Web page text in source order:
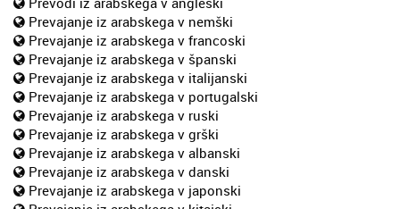
Prevajanje iz arabskega v nemški
Prevajanje iz arabskega v francoski
Prevajanje iz arabskega v španski
Prevajanje iz arabskega v italijanski
Prevajanje iz arabskega v portugalski
Prevajanje iz arabskega v ruski
Prevajanje iz arabskega v grški
Prevajanje iz arabskega v albanski
Prevajanje iz arabskega v danski
Prevajanje iz arabskega v japonski